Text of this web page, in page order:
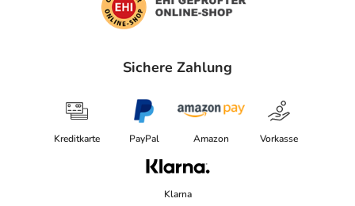
Sichere Zahlung
Kreditkarte PayPal Amazon Vorkasse
Klarna